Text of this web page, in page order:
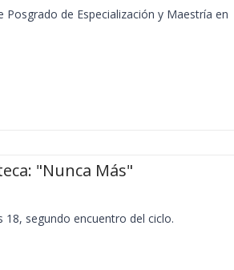
Posgrado de Especialización y Maestría en
"Nunca Más"
18, segundo encuentro del ciclo.